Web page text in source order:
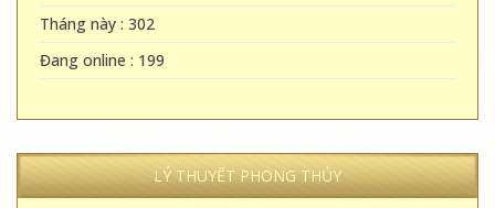
Tháng này : 302
Đang online : 199
LÝ THUYẾT PHONG THỦY